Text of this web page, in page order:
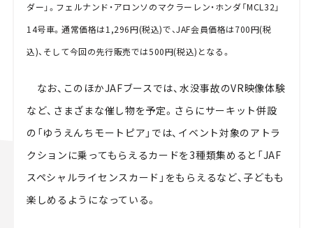
ダー」。フェルナンド・アロンソのマクラーレン・ホンダ「MCL32」
14号車。通常価格は1,296円(税込)で、JAF会員価格は700円(税
込)、そして今回の先行販売では500円(税込)となる。
なお、このほかJAFブースでは、水没事故のVR映像体験
など、さまざまな催し物を予定。さらにサーキット併設
の「ゆうえんちモートピア」では、イベント対象のアトラ
クションに乗ってもらえるカードを3種類集めると「JAF
スペシャルライセンスカード」をもらえるなど、子どもも
楽しめるようになっている。